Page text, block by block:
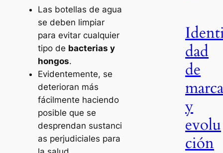
Las botellas de agua
se deben limpiar
para evitar cualquier
tipo de bacterias y
hongos.
Evidentemente, se
deterioran más
fácilmente haciendo
posible que se
desprendan sustanci
as perjudiciales para
dad
de
y
evolu
ción